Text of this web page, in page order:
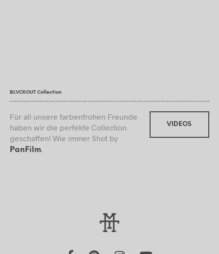
BLVCKOUT Collection
Für all unsere farbenfrohen Freunde
haben wir die perfekte Collection
geschaffen! Wie immer Shot by
PanFilm.
VIDEOS